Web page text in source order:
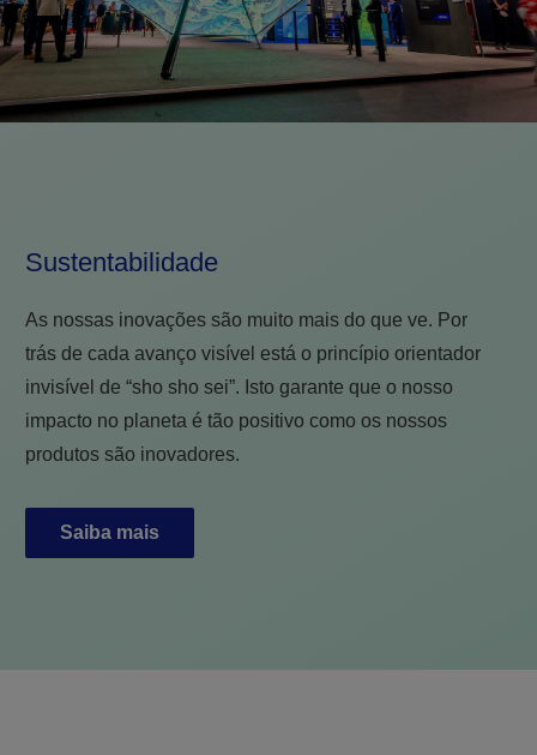
Sustentabilidade
As nossas inovações são muito mais do que ve. Por
trás de cada avanço visível está o princípio orientador
invisível de “sho sho sei”. Isto garante que o nosso
impacto no planeta é tão positivo como os nossos
produtos são inovadores.
Saiba mais